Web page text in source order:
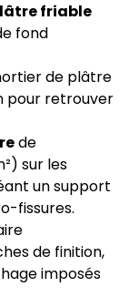
friable
fond
de plâtre
pour retrouver
de
sur les
un support
fissures.
de finition,
imposés